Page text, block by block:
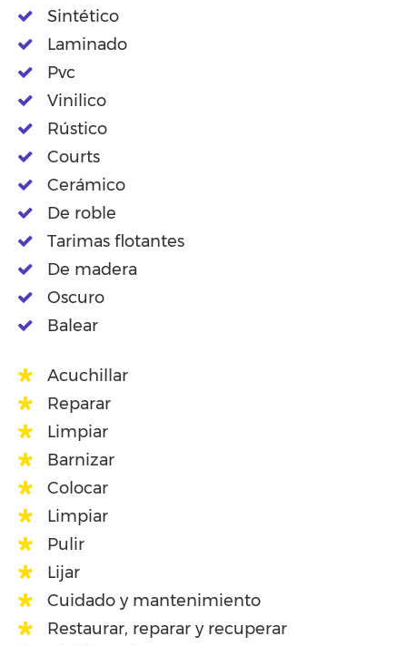
Sintético
Laminado
Pvc
Vinilico
Rústico
Courts
Cerámico
De roble
Tarimas flotantes
De madera
Oscuro
Balear
Acuchillar
Reparar
Limpiar
Barnizar
Colocar
Limpiar
Pulir
Lijar
Cuidado y mantenimiento
Restaurar, reparar y recuperar